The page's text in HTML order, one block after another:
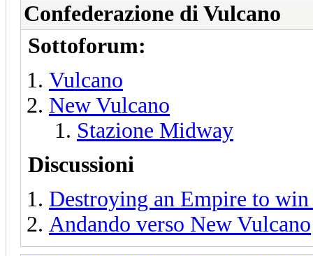
Confederazione di Vulcano
Sottoforum:
Vulcano
New Vulcano
Stazione Midway
Discussioni
Destroying an Empire to
Andando verso New Vulcano